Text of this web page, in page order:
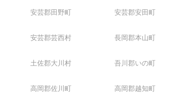
安芸郡田野町 安芸郡安田町
安芸郡芸西村 長岡郡本山町
土佐郡大川村 吾川郡いの町
高岡郡佐川町 高岡郡越知町